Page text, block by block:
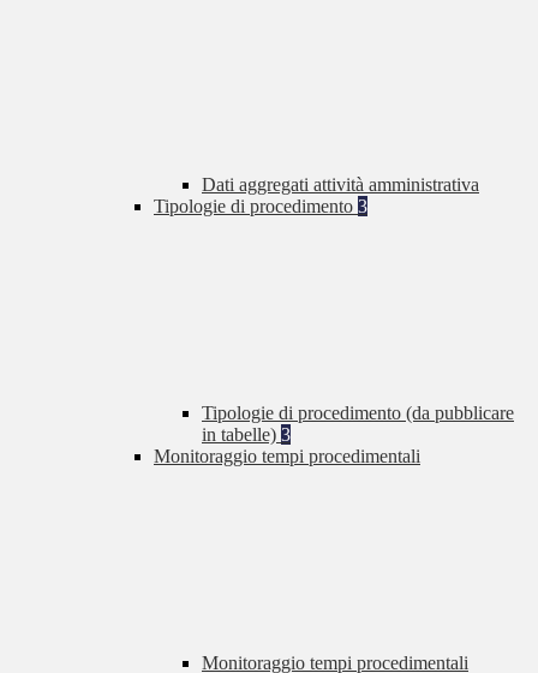
Dati aggregati attività amministrativa
Tipologie di procedimento 3
Tipologie di procedimento (da pubblicare
in tabelle) 3
Monitoraggio tempi procedimentali
Monitoraggio tempi procedimentali